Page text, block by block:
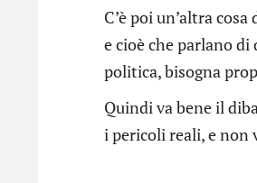
C’è poi un’altra
e cioè che parlano
politica, bisogna
Quindi va bene il
i pericoli reali, e non